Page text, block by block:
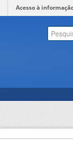
Acesso à